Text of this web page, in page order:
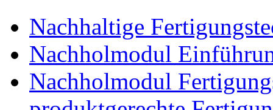
Nachhaltige
Nachholmodul
Nachholmodul